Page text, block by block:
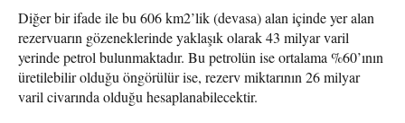
Diğer bir ifade ile bu 606 km2’lik (devasa) alan içinde yer alan
rezervuarın gözeneklerinde yaklaşık olarak 43 milyar varil
yerinde petrol bulunmaktadır. Bu petrolün ise ortalama %60’ının
üretilebilir olduğu öngörülür ise, rezerv miktarının 26 milyar
varil civarında olduğu hesaplanabilecektir.